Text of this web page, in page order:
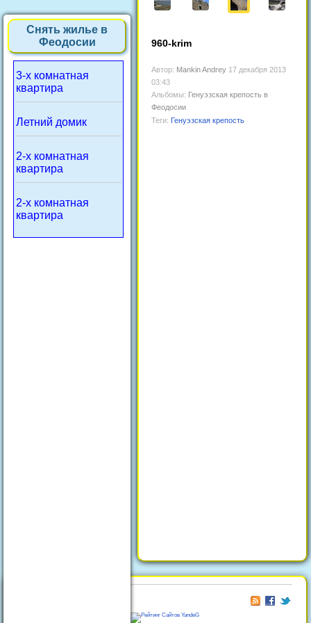
Снять жилье в
Феодосии
3-х комнатная
квартира
Летний домик
2-х комнатная
квартира
2-х комнатная
квартира
960-krim
Автор: Mankin Andrey 17 декабря 2013
03:43
Альбомы: Генуэзская крепость в
Феодосии
Теги: Генуэзская крепость